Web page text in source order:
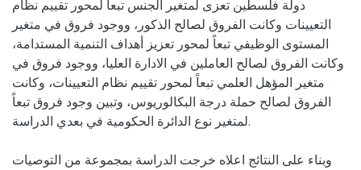
دولة فلسطين تعزى لمتغير الجنس تبعاً لمحور تقييم نظام
التعيينات وكانت الفروق لصالح الذكور، ووجود فروق في متغير
المستوى الوظيفي تبعاً لمحور تعزيز أهداف التنمية المستدامة،
وكانت الفروق لصالح العاملين في الادارة العليا، ووجود فروق في
متغير المؤهل العلمي تبعاً لمحور تقييم نظام التعيينات، وكانت
الفروق لصالح حملة درجة البكالوريوس، وتبين وجود فروق تبعاً
لمتغير نوع الدائرة الحكومية في بعدي الدراسة.
وبناء على النتائج اعلاه خرجت الدراسة بمجموعة من التوصيات